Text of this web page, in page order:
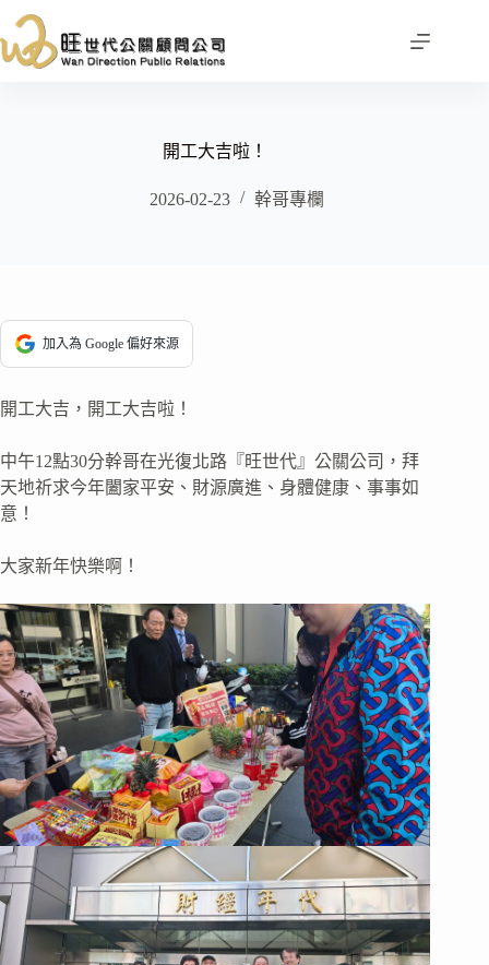
至
主
開工大吉啦！
2026-02-23 幹哥專欄
加入為 Google 偏好來源
開工大吉，開工大吉啦！
中午12點30分幹哥在光復北路『旺世代』公關公司，拜
天地祈求今年闔家平安、財源廣進、身體健康、事事如
意！
大家新年快樂啊！